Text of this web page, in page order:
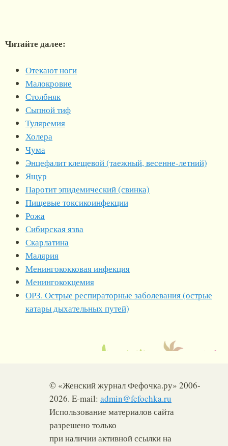
Читайте далее:
Отекают ноги
Малокровие
Столбняк
Сыпной тиф
Туляремия
Холера
Чума
Энцефалит клещевой (таежный, весенне-летний)
Ящур
Паротит эпидемический (свинка)
Пищевые токсикоинфекции
Рожа
Сибирская язва
Скарлатина
Малярия
Менингококковая инфекция
Менингококцемия
ОРЗ. Острые респираторные заболевания (острые
катары дыхательных путей)
© «Женский журнал Фефочка.ру» 2006-
2026. E-mail: admin@fefochka.ru
Использование материалов сайта
разрешено только
при наличии активной ссылки на